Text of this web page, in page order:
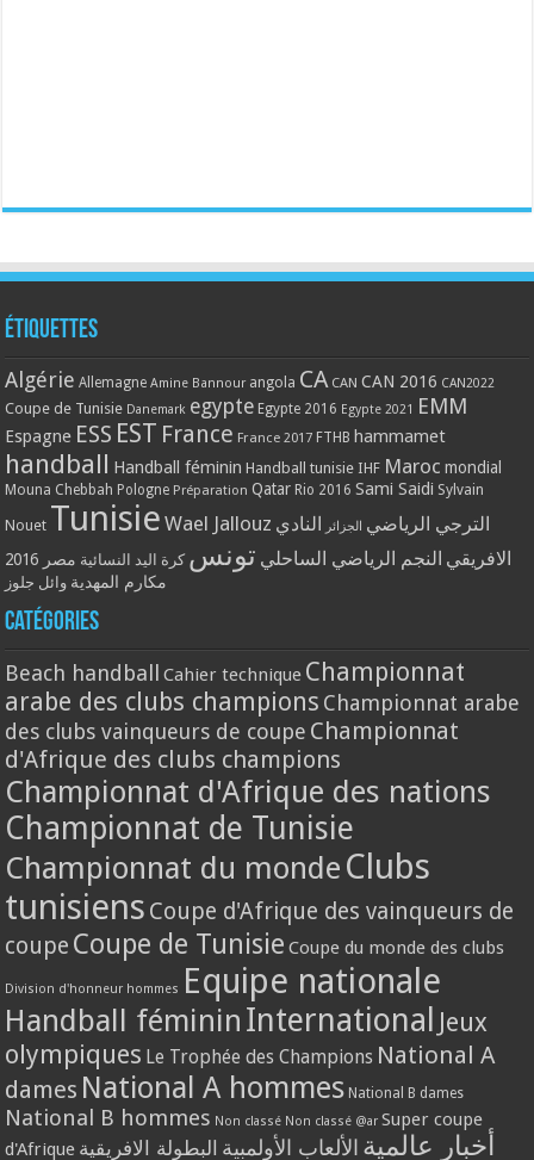
Étiquettes
Algérie Allemagne Amine Bannour angola CA CAN CAN 2016 CAN2022
Coupe de Tunisie Danemark egypte Egypte 2016 Egypte 2021 EMM
Espagne ESS EST France France 2017 FTHB hammamet
handball Handball féminin Handball tunisie IHF Maroc mondial
Mouna Chebbah Pologne Préparation Qatar Rio 2016 Sami Saidi Sylvain
Nouet Tunisie Wael Jallouz الترجي الرياضي الجزائر النادي
الافريقي النجم الرياضي الساحلي تونس كرة اليد النسائية مصر 2016
مكارم المهدية وائل جلوز
Catégories
Beach handball Cahier technique Championnat
arabe des clubs champions Championnat arabe
des clubs vainqueurs de coupe Championnat
d'Afrique des clubs champions
Championnat d'Afrique des nations
Championnat de Tunisie
Championnat du monde Clubs
tunisiens Coupe d'Afrique des vainqueurs de
coupe Coupe de Tunisie Coupe du monde des clubs
Division d'honneur hommes Equipe nationale
Handball féminin International Jeux
olympiques Le Trophée des Champions National A
dames National A hommes National B dames
National B hommes Non classé Non classé @ar Super coupe
d'Afrique
أخبار عالمية الألعاب الأولمبية البطولة الافريقية